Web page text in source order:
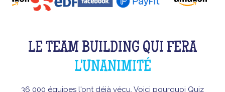
LE TEAM BUILDING QUI FERA
L'UNANIMITÉ
36 000 équipes l'ont déjà vécu. Voici pourquoi Quiz